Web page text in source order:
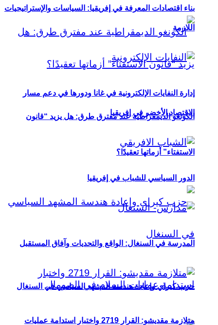
الكونغو الديمقراطية عند مفترق طرق: هل يزيد “قانون
الاستفتاء” أزماتها تعقيدًا؟
حزب كيراي وإعادة هندسة المشهد السياسي في السنغال
بناء اقتصادات المعرفة في إفريقيا: السياسات والإستراتيجيات
اللازمة
إدارة النفايات الإلكترونية في غانا ودورها في دعم مسار
الاقتصاد الأخضر في إفريقيا
الدور السياسي للشباب في إفريقيا
المدرسة في السنغال: الواقع والتحديات وآفاق المستقبل
متلازمة مقديشو: القرار 2719 واختبار استدامة عمليات